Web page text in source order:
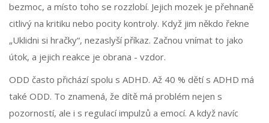
bezmoc, a místo toho se rozzlobí. Jejich mozek je přehnaně
citlivý na kritiku nebo pocity kontroly. Když jim někdo řekne
„Uklidni si hračky“, nezaslyší příkaz. Začnou vnímat to jako
útok, a jejich reakce je obrana - vzdor.
ODD často přichází spolu s ADHD. Až 40 % dětí s ADHD má
také ODD. To znamená, že dítě má problém nejen s
pozorností, ale i s regulací impulzů a emocí. A když navíc